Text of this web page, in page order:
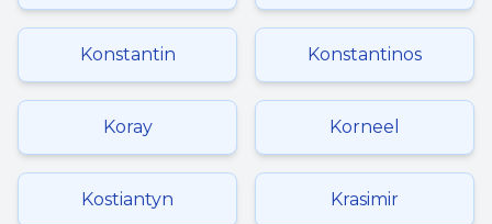
Konstantin Konstantinos
Koray Korneel
Kostiantyn Krasimir